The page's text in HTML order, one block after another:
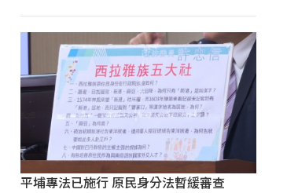
平埔專法已施行 原民身分法暫緩審查